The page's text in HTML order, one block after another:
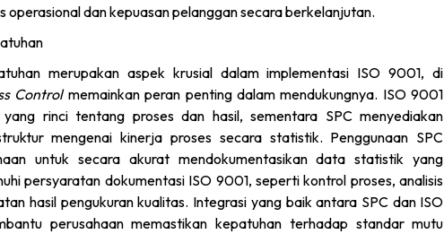
dan kepuasan pelanggan secara berkelanjutan.
merupakan aspek krusial dalam implementasi ISO 9001, di
Controlmemainkan peran penting dalam mendukungnya. ISO 9001
rinci tentang proses dan hasil, sementara SPC menyediakan
mengenai kinerja proses secara statistik. Penggunaan SPC
untuk secara akurat mendokumentasikan data statistik yang
persyaratan dokumentasi ISO 9001, seperti kontrol proses, analisis
hasil pengukuran kualitas. Integrasi yang baik antara SPC dan ISO
perusahaan memastikan kepatuhan terhadap standar mutu